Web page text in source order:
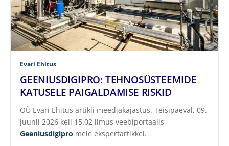
Evari Ehitus
GEENIUSDIGIPRO: TEHNOSÜSTEEMIDE
KATUSELE PAIGALDAMISE RISKID
OÜ Evari Ehitus artikli meediakajastus. Teisipäeval, 09.
juunil 2026 kell 15.02 ilmus veebiportaalis
Geeniusdigipro meie ekspertartikkel.